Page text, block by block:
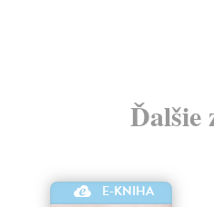
Ďalšie
E-KNIHA